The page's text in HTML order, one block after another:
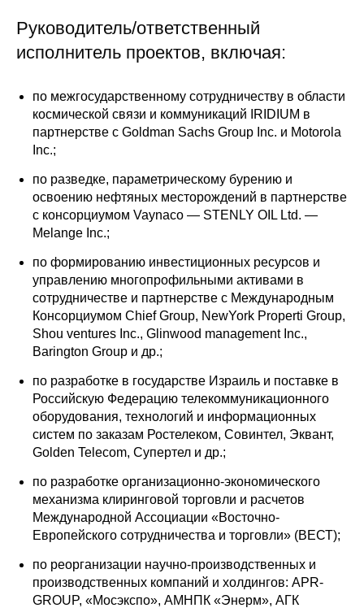
О совете
Квартальный прогноз
Оценка индекса промышленного
производства
Российская Система Климатического
Мониторинга
Центр «Климатическая политика и
экономика России»
Образование и карьера
Кафедра МФТИ
Кафедра МАДИ
Об аспирантуре
Поступление
Обучение
Руководитель/ответственный
исполнитель проектов, включая:
по межгосударственному сотрудничеству в области
космической связи и коммуникаций IRIDIUM в
партнерстве с Goldman Sachs Group Inc. и Motorola
Inc.;
по разведке, параметрическому бурению и
освоению нефтяных месторождений в партнерстве
с консорциумом Vaynaco — STENLY OIL Ltd. —
Melange Inc.;
по формированию инвестиционных ресурсов и
управлению многопрофильными активами в
сотрудничестве и партнерстве с Международным
Консорциумом Chief Group, NewYork Properti Group,
Shou ventures Inc., Glinwood management Inc.,
Barington Group и др.;
по разработке в государстве Израиль и поставке в
Российскую Федерацию телекоммуникационного
оборудования, технологий и информационных
систем по заказам Ростелеком, Совинтел, Эквант,
Golden Telecom, Супертел и др.;
по разработке организационно-экономического
механизма клиринговой торговли и расчетов
Международной Ассоциации «Восточно-
Европейского сотрудничества и торговли» (ВЕСТ);
по реорганизации научно-производственных и
производственных компаний и холдингов: APR-
GROUP, «Мосэкспо», АМНПК «Энерм», АГК